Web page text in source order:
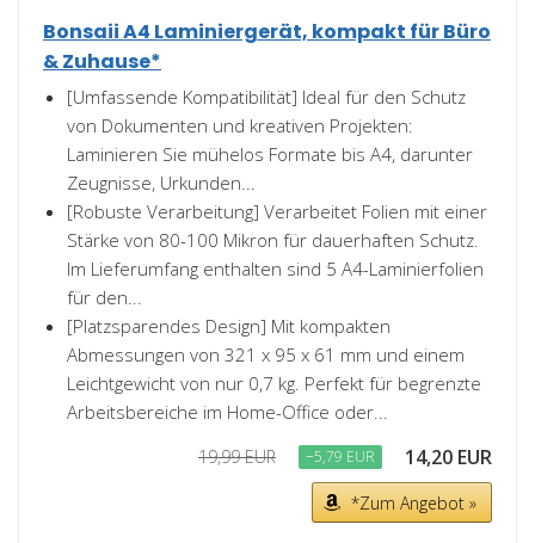
Bonsaii A4 Laminiergerät, kompakt für Büro
& Zuhause*
[Umfassende Kompatibilität] Ideal für den Schutz
von Dokumenten und kreativen Projekten:
Laminieren Sie mühelos Formate bis A4, darunter
Zeugnisse, Urkunden...
[Robuste Verarbeitung] Verarbeitet Folien mit einer
Stärke von 80-100 Mikron für dauerhaften Schutz.
Im Lieferumfang enthalten sind 5 A4-Laminierfolien
für den...
[Platzsparendes Design] Mit kompakten
Abmessungen von 321 x 95 x 61 mm und einem
Leichtgewicht von nur 0,7 kg. Perfekt für begrenzte
Arbeitsbereiche im Home-Office oder...
19,99 EUR −5,79 EUR 14,20 EUR
*Zum Angebot »